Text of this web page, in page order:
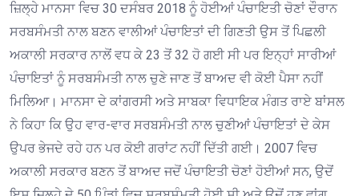
ਜ਼ਿਲ੍ਹੇ ਮਾਨਸਾ ਵਿਚ 30 ਦਸੰਬਰ 2018 ਨੂੰ ਹੋਈਆਂ ਪੰਚਾਇਤੀ ਚੋਣਾਂ ਦੌਰਾਨ
ਸਰਬਸੰਮਤੀ ਨਾਲ ਬਣਨ ਵਾਲੀਆਂ ਪੰਚਾਇਤਾਂ ਦੀ ਗਿਣਤੀ ਉਸ ਤੋਂ ਪਿਛਲੀ
ਅਕਾਲੀ ਸਰਕਾਰ ਨਾਲੋਂ ਵਧ ਕੇ 23 ਤੋਂ 32 ਹੋ ਗਈ ਸੀ ਪਰ ਇਨ੍ਹਾਂ ਸਾਰੀਆਂ
ਪੰਚਾਇਤਾਂ ਨੂੰ ਸਰਬਸੰਮਤੀ ਨਾਲ ਚੁਣੇ ਜਾਣ ਤੋਂ ਬਾਅਦ ਵੀ ਕੋਈ ਪੈਸਾ ਨਹੀਂ
ਮਿਲਿਆ। ਮਾਨਸਾ ਦੇ ਕਾਂਗਰਸੀ ਅਤੇ ਸਾਬਕਾ ਵਿਧਾਇਕ ਮੰਗਤ ਰਾਏ ਬਾਂਸਲ
ਨੇ ਕਿਹਾ ਕਿ ਉਹ ਵਾਰ-ਵਾਰ ਸਰਬਸੰਮਤੀ ਨਾਲ ਚੁਣੀਆਂ ਪੰਚਾਇਤਾਂ ਦੇ ਕੇਸ
ਉਪਰ ਭੇਜਦੇ ਰਹੇ ਹਨ ਪਰ ਕੋਈ ਗਰਾਂਟ ਨਹੀਂ ਦਿੱਤੀ ਗਈ। 2007 ਵਿਚ
ਅਕਾਲੀ ਸਰਕਾਰ ਬਣਨ ਤੋਂ ਬਾਅਦ ਜਦੋਂ ਪੰਚਾਇਤੀ ਚੋਣਾਂ ਹੋਈਆਂ ਸਨ, ਉਦੋਂ